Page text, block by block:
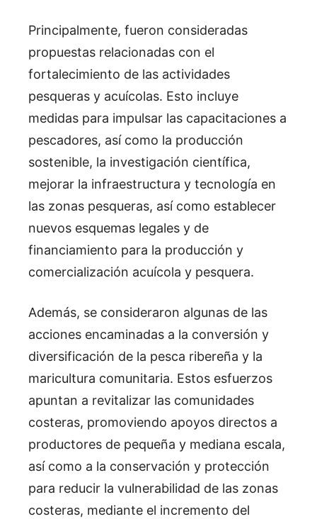
Principalmente, fueron consideradas
propuestas relacionadas con el
fortalecimiento de las actividades
pesqueras y acuícolas. Esto incluye
medidas para impulsar las capacitaciones a
pescadores, así como la producción
sostenible, la investigación científica,
mejorar la infraestructura y tecnología en
las zonas pesqueras, así como establecer
nuevos esquemas legales y de
financiamiento para la producción y
comercialización acuícola y pesquera.
Además, se consideraron algunas de las
acciones encaminadas a la conversión y
diversificación de la pesca ribereña y la
maricultura comunitaria. Estos esfuerzos
apuntan a revitalizar las comunidades
costeras, promoviendo apoyos directos a
productores de pequeña y mediana escala,
así como a la conservación y protección
para reducir la vulnerabilidad de las zonas
costeras, mediante el incremento del